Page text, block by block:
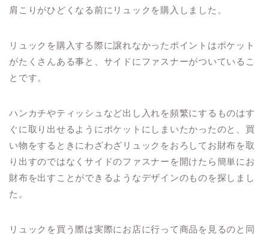
肩こりがひどくなる前にリュックを購入しました。
リュックを購入する際に譲れなかったポイントはポケット
がたくさんある事と、サイドにファスナーがついているこ
とです。
ハンカチやティッシュなど出し入れを頻繁にするものはす
ぐに取り出せるようにポケットにしまいたかったのと、買
い物をするときにわざわざリュックをおろしてお財布を取
り出すのではなくサイドのファスナーを開けたら簡単にお
財布を出すことができるようなデザインのものを探しまし
た。
リュックを買う際は実際にお店に行って商品を見るのと同